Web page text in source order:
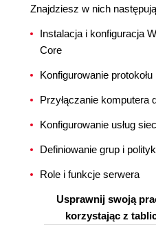
Znajdziesz w nich
Instalacja i konfiguracja
Core
Konfigurowanie
Przyłączanie komputera
Konfigurowanie usług
Definiowanie grup i
Role i funkcje serwera
Usprawnij swoją
korzystając z